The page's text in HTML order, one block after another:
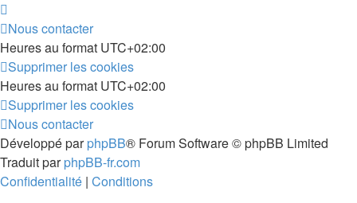
Nous contacter
Heures au format UTC+02:00
Supprimer les cookies
Heures au format UTC+02:00
Supprimer les cookies
Nous contacter
Développé parphpBB® Forum Software © phpBB Limited
Traduit parphpBB-fr.com
Confidentialité | Conditions